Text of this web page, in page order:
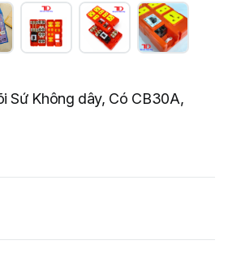
Sứ Không dây, Có CB30A,